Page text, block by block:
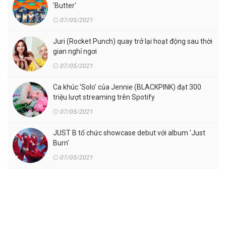
'Butter'
07/05/2021
Juri (Rocket Punch) quay trở lại hoạt động sau thời
gian nghỉ ngơi
07/05/2021
Ca khúc 'Solo' của Jennie (BLACKPINK) đạt 300
triệu lượt streaming trên Spotify
07/05/2021
JUST B tổ chức showcase debut với album 'Just
Burn'
07/05/2021